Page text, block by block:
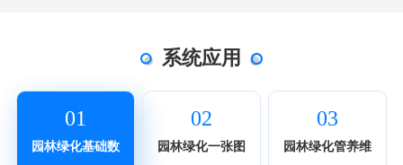
系统应用
01
园林绿化基础数
02
园林绿化一张图
03
园林绿化管养维